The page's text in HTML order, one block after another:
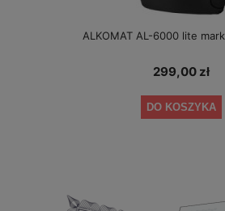
ALKOMAT AL-6000 lite
299,00 zł
DO KOSZYKA